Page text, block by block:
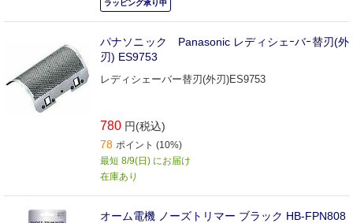
ラッピング承り中
パナソニック Panasonic レディシェｰバｰ替刃(外
刃) ES9753
レディシェーバー替刃(外刃)ES9753
780 円(税込)
78 ポイント (10%)
最短 8/9(日) にお届け
在庫あり
オーム電機 ノーズトリマー ブラック HB-FPN808